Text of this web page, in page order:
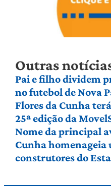
Outras
Pai e filho dividem
no futebol de Nova
Flores da Cunha
25ª edição da
Nome da principal
Cunha homenageia
construtores do